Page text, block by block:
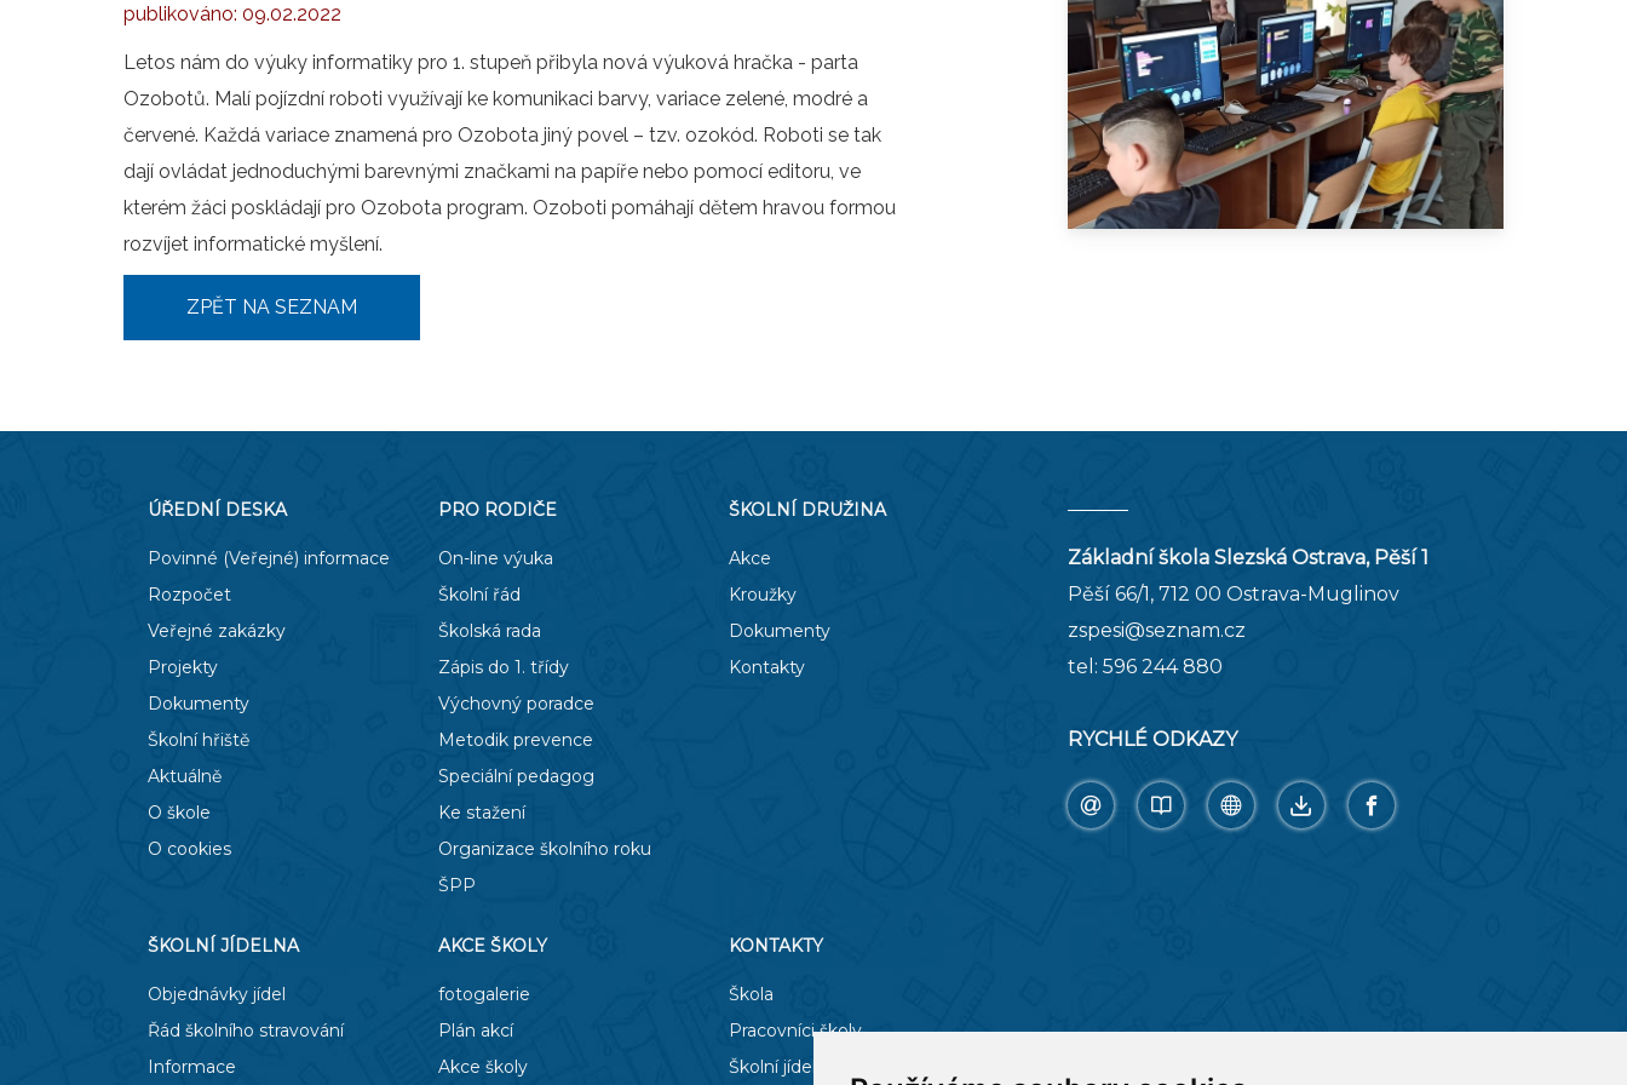
ŠPP
publikováno: 09.02.2022
Letos nám do výuky informatiky pro 1. stupeň přibyla nová výuková hračka - parta
Ozobotů. Malí pojízdní roboti využívají ke komunikaci barvy, variace zelené, modré a
červené. Každá variace znamená pro Ozobota jiný povel – tzv. ozokód. Roboti se tak
dají ovládat jednoduchými barevnými značkami na papíře nebo pomocí editoru, ve
kterém žáci poskládají pro Ozobota program. Ozoboti pomáhají dětem hravou formou
rozvíjet informatické myšlení.
ZPĚT NA SEZNAM
ÚŘEDNÍ DESKA
Povinné (Veřejné) informace
Rozpočet
Veřejné zakázky
Projekty
Dokumenty
Školní hřiště
Aktuálně
O škole
O cookies
PRO RODIČE
On-line výuka
Školní řád
Školská rada
Zápis do 1. třídy
Výchovný poradce
Metodik prevence
Speciální pedagog
Ke stažení
Organizace školního roku
ŠPP
ŠKOLNÍ DRUŽINA
Akce
Kroužky
Dokumenty
Kontakty
ŠKOLNÍ JÍDELNA
Objednávky jídel
Řád školního stravování
Informace
AKCE ŠKOLY
fotogalerie
Plán akcí
Akce školy
KONTAKTY
Škola
Pracovníci školy
Školní jídelna
Základní škola Slezská Ostrava, Pěší 1
Pěší 66/1, 712 00 Ostrava-Muglinov
zspesi@seznam.cz
tel: 596 244 880
RYCHLÉ ODKAZY